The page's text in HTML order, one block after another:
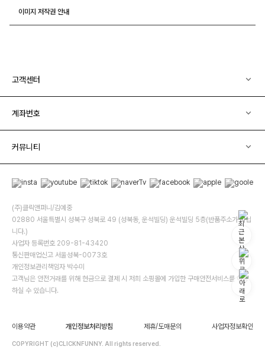
이미지 저작권 안내
고객센터
계좌번호
커뮤니티
(주)클릭앤퍼니/김예중
02880 서울특별시 성북구 성북로 49 (성북동, 운석빌딩) 운석빌딩 5층(반품주소가 아닙
니다.)
사업자 등록번호 209-81-43420
통신판매업신고 서울성북-0073호
개인정보관리책임자 박수미
고객님은 안전거래를 위해 현금으로 결제 시 저희 소핑몰에 가입한 구매안전서비스를 이용
하실 수 있습니다.
이용약관 개인정보처리방침 제휴/도매문의 사업자정보확인
COPYRIGHT (c)CLICKNFUNNY. All rights reserved.